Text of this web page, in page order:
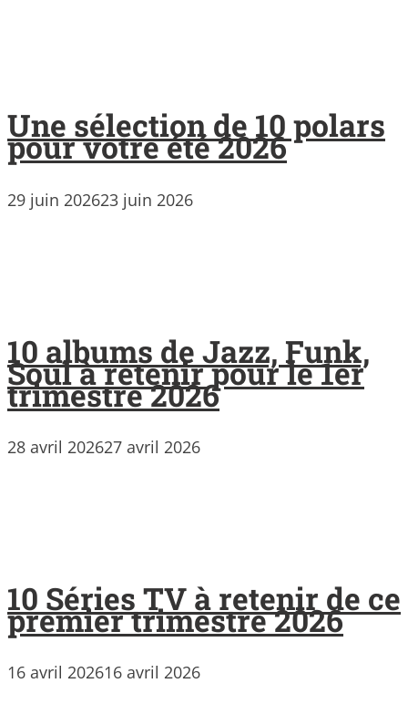
Une sélection de 10 polars
pour votre été 2026
29 juin 202623 juin 2026
10 albums de Jazz, Funk,
Soul à retenir pour le 1er
trimestre 2026
28 avril 202627 avril 2026
10 Séries TV à retenir de ce
premier trimestre 2026
16 avril 202616 avril 2026